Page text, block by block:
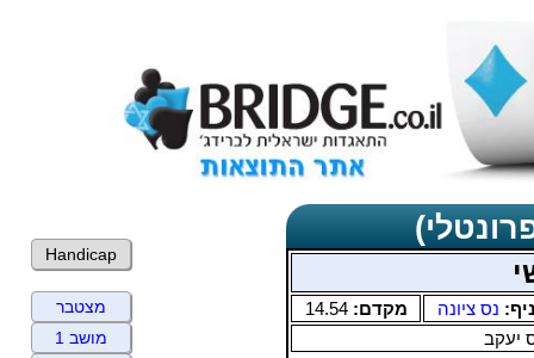
נס ציונה מקדם:14.54
יעקב
Handicap
מצטבר
מושב 1